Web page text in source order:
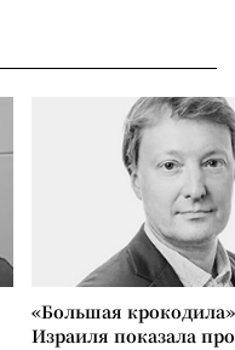
«Большая
Израиля показала